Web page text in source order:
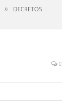
»
DECRETOS
0